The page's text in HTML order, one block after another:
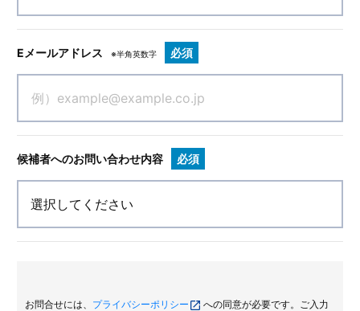
Eメールアドレス ※半角英数字 必須
候補者へのお問い合わせ内容 必須
お問合せには、 プライバシーポリシー
への同意が必要です。ご入力